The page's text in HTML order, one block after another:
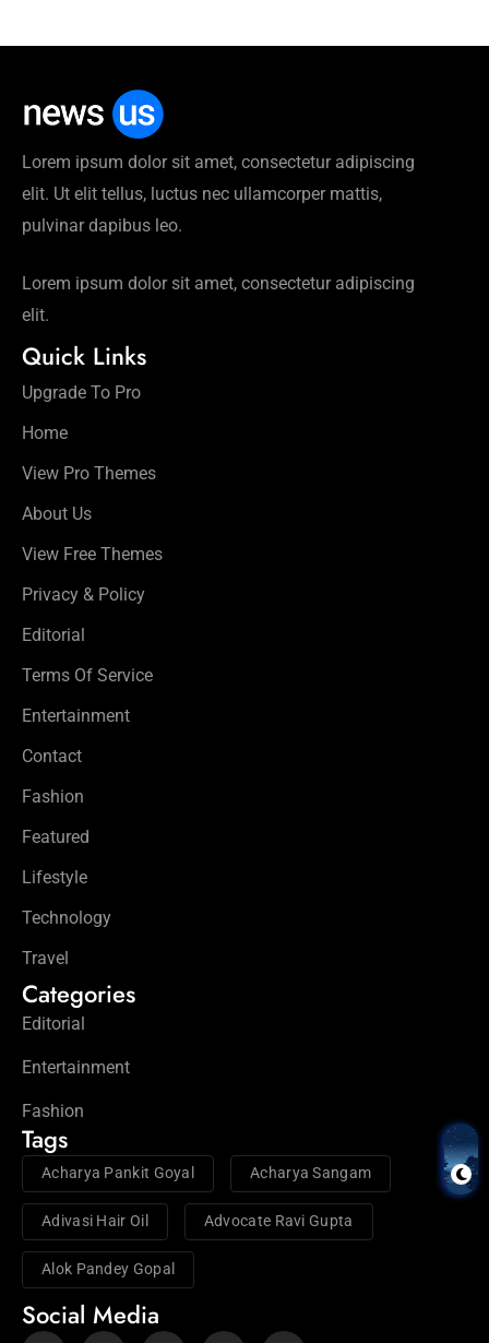
Lorem ipsum dolor sit amet, consectetur adipiscing
elit. Ut elit tellus, luctus nec ullamcorper mattis,
pulvinar dapibus leo.
Lorem ipsum dolor sit amet, consectetur adipiscing
elit.
Quick Links
Upgrade To Pro
Home
View Pro Themes
About Us
View Free Themes
Privacy & Policy
Editorial
Terms Of Service
Entertainment
Contact
Fashion
Featured
Lifestyle
Technology
Travel
Categories
Editorial
Entertainment
Fashion
Tags
Acharya Pankit Goyal Acharya Sangam
Adivasi Hair Oil Advocate Ravi Gupta
Alok Pandey Gopal
Social Media